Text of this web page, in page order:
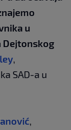
u
Dejtonskog
,
SAD-a u
,